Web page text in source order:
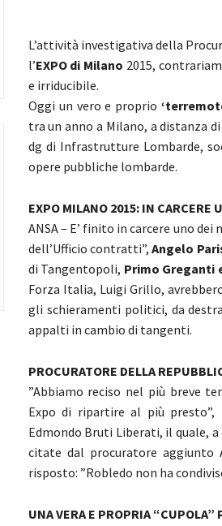
L’attività investigativa della
l’EXPO di Milano 2015,
e irriducibile.
Oggi un vero e proprio
tra un anno a Milano, a distanza
dg di Infrastrutture Lombarde,
opere pubbliche lombarde.
EXPO MILANO 2015: IN CARCERE
ANSA – E’ finito in carcere uno
dell’Ufficio contratti”,Angelo
di Tangentopoli, Primo Greganti
Forza Italia, Luigi Grillo,
gli schieramenti politici, da
appalti in cambio di tangenti.
PROCURATORE DELLA
”Abbiamo reciso nel più breve
Expo di ripartire al più
Edmondo Bruti Liberati, il quale,
citate dal procuratore aggiunto
risposto: ”Robledo non ha
UNA VERA E PROPRIA